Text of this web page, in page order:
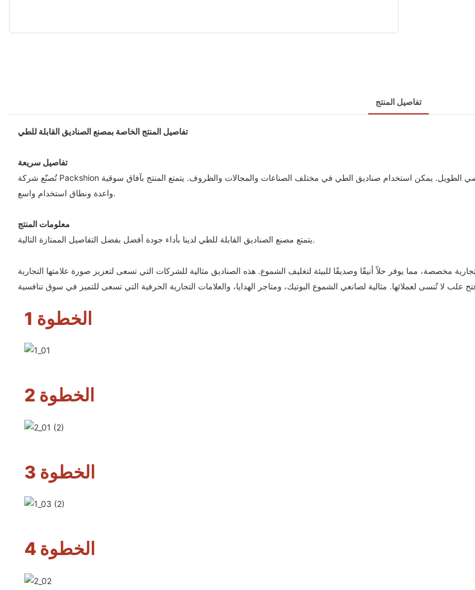
تفاصيل المنتج
تفاصيل المنتج الخاصة بمصنع الصناديق القابلة للطي
تفاصيل سريعة
تُصنّع شركة Packshion صناديق الطي من مواد مستوردة عالية الأداء. يتميز المنتج بأدائه المتميز وعمره الافتراضي الطويل. يمكن استخدام صناديق الطي في مختلف الصناعات والمجالات والظروف. يتمتع المنتج بآفاق سوقية
واعدة ونطاق استخدام واسع.
معلومات المنتج
يتمتع مصنع الصناديق القابلة للطي لدينا بأداء جودة أفضل بفضل التفاصيل الممتازة التالية.
مما يوفر حلاً أنيقًا وصديقًا للبيئة لتغليف الشموع. هذه الصناديق مثالية للشركات التي تسعى لتعزيز صورة علامتها التجارية
الخطوة 1
الخطوة 2
الخطوة 3
الخطوة 4